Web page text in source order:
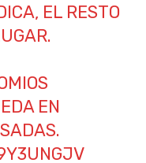
EL RESTO
EN